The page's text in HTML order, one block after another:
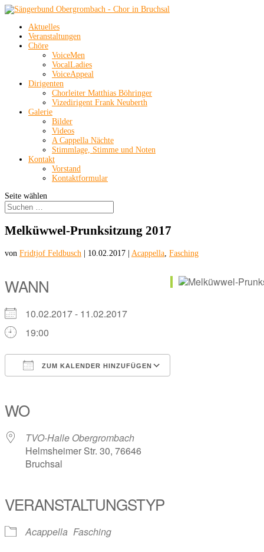
Aktuelles
Veranstaltungen
Chöre
VoiceMen
VocalLadies
VoiceAppeal
Dirigenten
Chorleiter Matthias Böhringer
Vizedirigent Frank Neuberth
Galerie
Bilder
Videos
A Cappella Nächte
Stimmlage, Stimme und Noten
Kontakt
Vorstand
Kontaktformular
Seite wählen
Melküwwel-Prunksitzung 2017
von Fridtjof Feldbusch 10.02.2017 Acappella Fasching
WANN
10.02.2017 - 11.02.2017
19:00
ZUM KALENDER HINZUFÜGEN
WO
TVO-Halle Obergrombach
Helmsheimer Str. 30, 76646
Bruchsal
VERANSTALTUNGSTYP
Acappella Fasching